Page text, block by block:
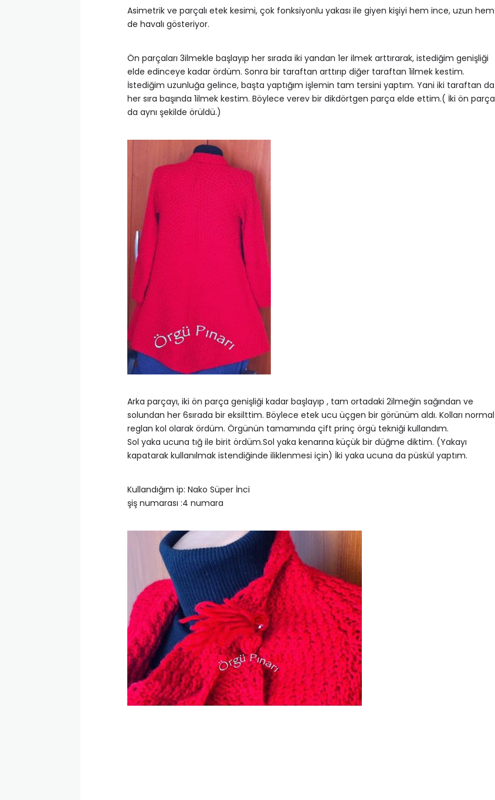
Asimetrik ve parçalı etek kesimi, çok fonksiyonlu yakası ile giyen kişiyi hem ince, uzun hem
de havalı gösteriyor.
Ön parçaları 3ilmekle başlayıp her sırada iki yandan 1er ilmek arttırarak, istediğim genişliği
elde edinceye kadar ördüm. Sonra bir taraftan arttırıp diğer taraftan 1ilmek kestim.
İstediğim uzunluğa gelince, başta yaptığım işlemin tam tersini yaptım. Yani iki taraftan da
her sıra başında 1ilmek kestim. Böylece verev bir dikdörtgen parça elde ettim.( İki ön parça
da aynı şekilde örüldü.)
Arka parçayı, iki ön parça genişliği kadar başlayıp , tam ortadaki 2ilmeğin sağından ve
solundan her 6sırada bir eksilttim. Böylece etek ucu üçgen bir görünüm aldı. Kolları normal
reglan kol olarak ördüm. Örgünün tamamında çift prinç örgü tekniği kullandım.
Sol yaka ucuna tığ ile birit ördüm.Sol yaka kenarına küçük bir düğme diktim. (Yakayı
kapatarak kullanılmak istendiğinde iliklenmesi için) İki yaka ucuna da püskül yaptım.
Kullandığım ip: Nako Süper İnci
şiş numarası :4 numara